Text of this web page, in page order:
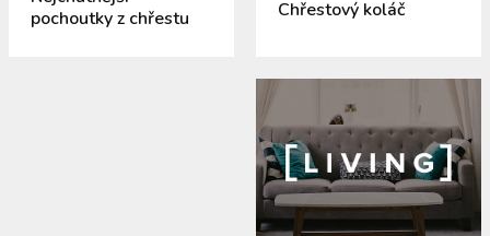
pochoutky z chřestu
Chřestový koláč